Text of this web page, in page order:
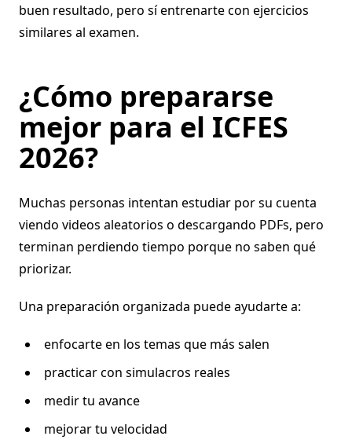
buen resultado, pero sí entrenarte con ejercicios
similares al examen.
¿Cómo prepararse
mejor para el ICFES
2026?
Muchas personas intentan estudiar por su cuenta
viendo videos aleatorios o descargando PDFs, pero
terminan perdiendo tiempo porque no saben qué
priorizar.
Una preparación organizada puede ayudarte a:
enfocarte en los temas que más salen
practicar con simulacros reales
medir tu avance
mejorar tu velocidad